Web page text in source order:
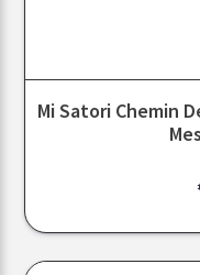
Mi Satori Chemin